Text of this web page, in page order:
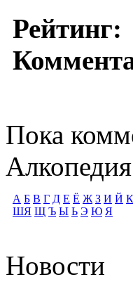
Рейтинг:
Пока
Алкопедия
А Б В Г Д Е Ё Ж З И Й К
ШЯ Щ Ъ Ы Ь Э Ю Я
Новости